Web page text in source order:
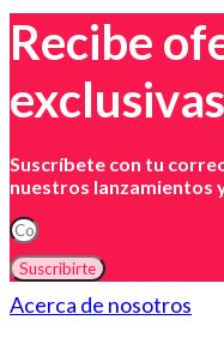
Recibe
exclusivas
Suscríbete con tu
nuestros lanzamientos
Suscribirte
Acerca de nosotros